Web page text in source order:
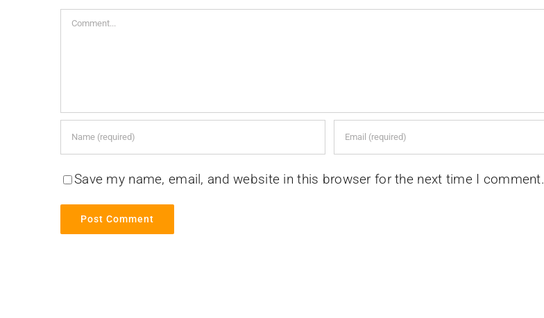
Comment
Save my name, email, and website in this browser for the next time I comment.